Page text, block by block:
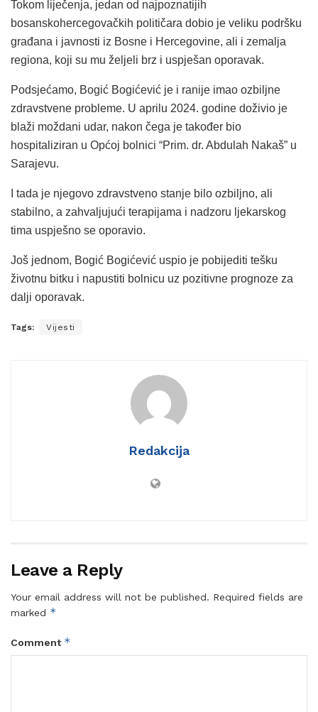
Tokom liječenja, jedan od najpoznatijih
bosanskohercegovačkih političara dobio je veliku podršku
građana i javnosti iz Bosne i Hercegovine, ali i zemalja
regiona, koji su mu željeli brz i uspješan oporavak.
Podsjećamo, Bogić Bogićević je i ranije imao ozbiljne
zdravstvene probleme. U aprilu 2024. godine doživio je
blaži moždani udar, nakon čega je također bio
hospitaliziran u Općoj bolnici “Prim. dr. Abdulah Nakaš” u
Sarajevu.
I tada je njegovo zdravstveno stanje bilo ozbiljno, ali
stabilno, a zahvaljujući terapijama i nadzoru ljekarskog
tima uspješno se oporavio.
Još jednom, Bogić Bogićević uspio je pobijediti tešku
životnu bitku i napustiti bolnicu uz pozitivne prognoze za
dalji oporavak.
Tags: Vijesti
Redakcija
Leave a Reply
Your email address will not be published. Required fields are
marked *
Comment *